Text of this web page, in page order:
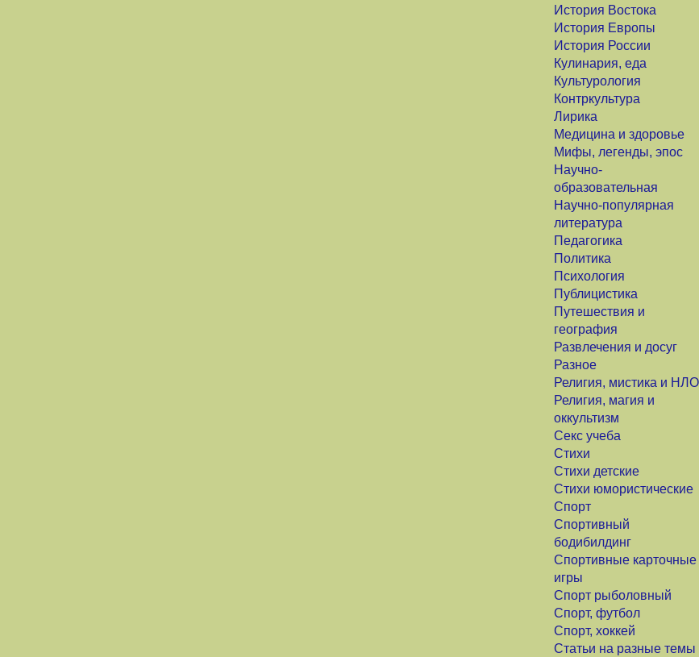
История Востока
История Европы
История России
Кулинария, еда
Культурология
Контркультура
Лирика
Медицина и здоровье
Мифы, легенды, эпос
Научно-
образовательная
Научно-популярная
литература
Педагогика
Политика
Психология
Публицистика
Путешествия и
география
Развлечения и досуг
Разное
Религия, мистика и НЛО
Религия, магия и
оккультизм
Секс учеба
Стихи
Стихи детские
Стихи юмористические
Спорт
Спортивный
бодибилдинг
Спортивные карточные
игры
Спорт рыболовный
Спорт, футбол
Спорт, хоккей
Статьи на разные темы